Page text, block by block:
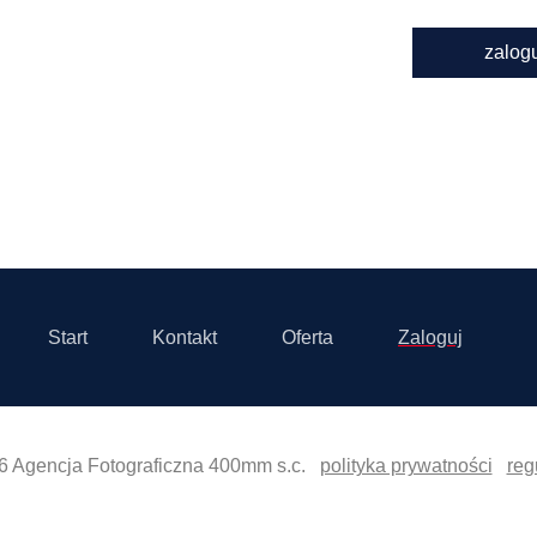
Start Kontakt Oferta Zaloguj
Agencja Fotograficzna 400mm s.c. polityka prywatności